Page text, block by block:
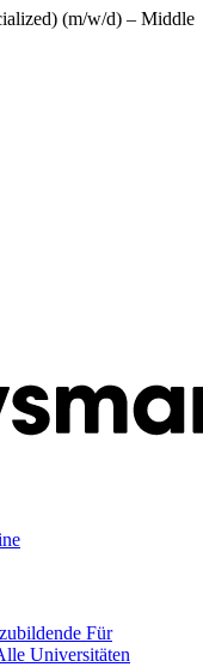
(m/w/d) – Middle
Für
Universitäten